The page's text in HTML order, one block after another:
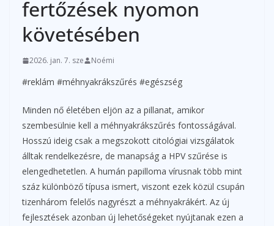
fertőzések nyomon
követésében
2026. jan. 7. sze Noémi
#reklám #méhnyakrákszűrés #egészség
Minden nő életében eljön az a pillanat, amikor
szembesülnie kell a méhnyakrákszűrés fontosságával.
Hosszú ideig csak a megszokott citológiai vizsgálatok
álltak rendelkezésre, de manapság a HPV szűrése is
elengedhetetlen. A humán papilloma vírusnak több mint
száz különböző típusa ismert, viszont ezek közül csupán
tizenhárom felelős nagyrészt a méhnyakrákért. Az új
fejlesztések azonban új lehetőségeket nyújtanak ezen a